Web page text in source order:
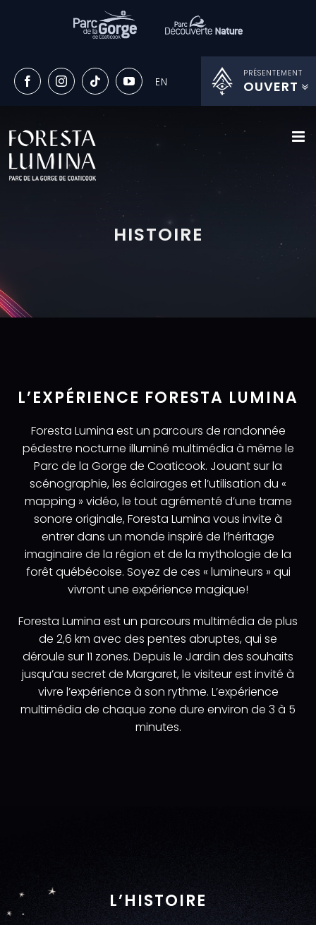
PRÉSENTEMENT
OUVERT
au
contenu
HISTOIRE
L’EXPÉRIENCE FORESTA LUMINA
Foresta Lumina est un parcours de randonnée
pédestre nocturne illuminé multimédia à même le
Parc de la Gorge de Coaticook. Jouant sur la
scénographie, les éclairages et l’utilisation du «
mapping » vidéo, le tout agrémenté d’une trame
sonore originale, Foresta Lumina vous invite à
entrer dans un monde inspiré de l’héritage
imaginaire de la région et de la mythologie de la
forêt québécoise. Soyez de ces « lumineurs » qui
vivront une expérience magique!
Foresta Lumina est un parcours multimédia de plus
de 2,6 km avec des pentes abruptes, qui se
déroule sur 11 zones. Depuis le Jardin des souhaits
jusqu’au secret de Margaret, le visiteur est invité à
vivre l’expérience à son rythme. L’expérience
multimédia de chaque zone dure environ de 3 à 5
minutes.
L’HISTOIRE